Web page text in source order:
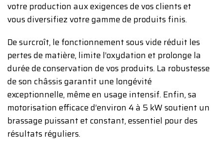
votre production aux exigences de vos clients et
vous diversifiez votre gamme de produits finis.
De surcroît, le fonctionnement sous vide réduit les
pertes de matière, limite l’oxydation et prolonge la
durée de conservation de vos produits. La robustesse
de son châssis garantit une longévité
exceptionnelle, même en usage intensif. Enfin, sa
motorisation efficace d’environ 4 à 5 kW soutient un
brassage puissant et constant, essentiel pour des
résultats réguliers.